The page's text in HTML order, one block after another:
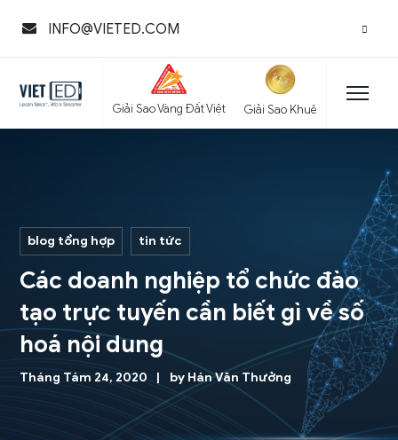
INFO@VIETED.COM
Giải Sao Vàng Đất Việt Giải Sao Khuê
blog tổng hợp tin tức
Các doanh nghiệp tổ chức đào
tạo trực tuyến cần biết gì về số
hoá nội dung
Tháng Tám 24, 2020 by Hán Văn Thưởng